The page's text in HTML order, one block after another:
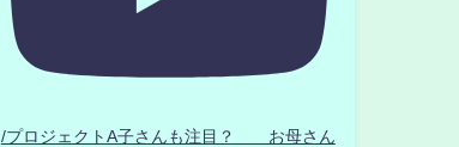
/プロジェクトA子さんも注目？ お母さん